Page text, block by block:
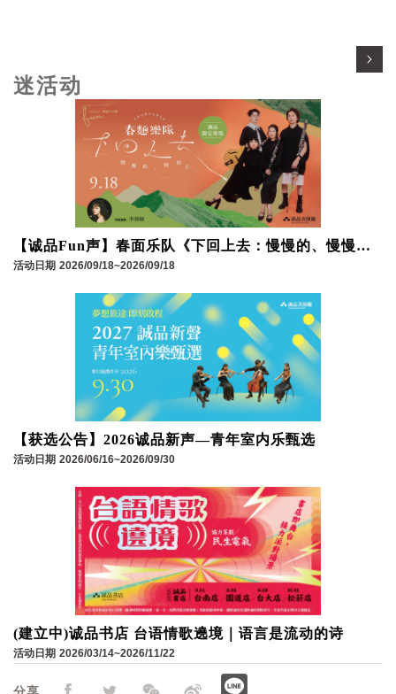
迷活动
【诚品Fun声】春面乐队《下回上去：慢慢的、慢慢
走》诚品限定专场
活动日期 2026/09/18~2026/09/18
【获选公告】2026诚品新声—青年室内乐甄选
活动日期 2026/06/16~2026/09/30
(建立中)诚品书店 台语情歌遶境｜语言是流动的诗
活动日期 2026/03/14~2026/11/22